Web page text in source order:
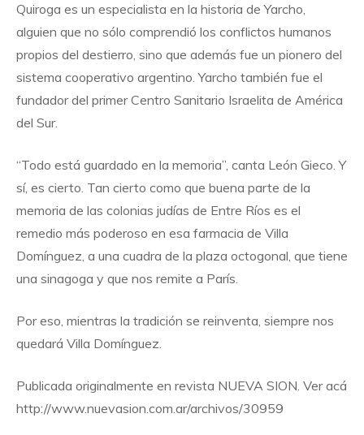
Quiroga es un especialista en la historia de Yarcho,
alguien que no sólo comprendió los conflictos humanos
propios del destierro, sino que además fue un pionero del
sistema cooperativo argentino. Yarcho también fue el
fundador del primer Centro Sanitario Israelita de América
del Sur.
“Todo está guardado en la memoria”, canta León Gieco. Y
sí, es cierto. Tan cierto como que buena parte de la
memoria de las colonias judías de Entre Ríos es el
remedio más poderoso en esa farmacia de Villa
Domínguez, a una cuadra de la plaza octogonal, que tiene
una sinagoga y que nos remite a París.
Por eso, mientras la tradición se reinventa, siempre nos
quedará Villa Domínguez.
Publicada originalmente en revista NUEVA SION. Ver acá
http://www.nuevasion.com.ar/archivos/30959